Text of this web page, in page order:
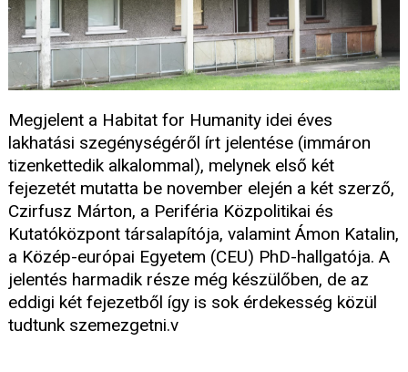
Megjelent a Habitat for Humanity idei éves
lakhatási szegénységéről írt jelentése (immáron
tizenkettedik alkalommal), melynek első két
fejezetét mutatta be november elején a két szerző,
Czirfusz Márton, a Periféria Közpolitikai és
Kutatóközpont társalapítója, valamint Ámon Katalin,
a Közép-európai Egyetem (CEU) PhD-hallgatója. A
jelentés harmadik része még készülőben, de az
eddigi két fejezetből így is sok érdekesség közül
tudtunk szemezgetni.v